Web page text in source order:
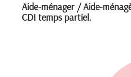
Aide-ménager / Aide-
CDI temps partiel.